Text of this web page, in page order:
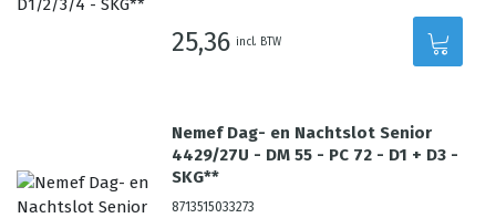
25,36 incl. BTW
Nemef Dag- en Nachtslot Senior
4429/27U - DM 55 - PC 72 - D1 + D3 -
SKG**
8713515033273